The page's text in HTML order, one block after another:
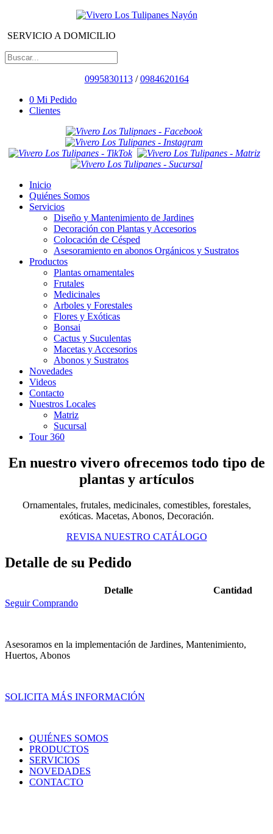
SERVICIO A DOMICILIO
0995830113/0984620164
0 Mi Pedido
Clientes
Inicio
Quiénes Somos
Servicios
Diseño y Mantenimiento de Jardines
Decoración con Plantas y Accesorios
Colocación de Césped
Asesoramiento en abonos Orgánicos y Sustratos
Productos
Plantas ornamentales
Frutales
Medicinales
Arboles y Forestales
Flores y Exóticas
Bonsai
Cactus y Suculentas
Macetas y Accesorios
Abonos y Sustratos
Novedades
Videos
Contacto
Nuestros Locales
Matriz
Sucursal
Tour 360
En nuestro vivero ofrecemos todo tipo de
plantas y artículos
Ornamentales, frutales, medicinales, comestibles, forestales,
exóticas. Macetas, Abonos, Decoración.
REVISA NUESTRO CATÁLOGO
Detalle de su Pedido
Detalle
Cantidad
Seguir Comprando
Asesoramos en la implementación de Jardines, Mantenimiento,
Huertos, Abonos
SOLICITA MÁS INFORMACIÓN
QUIÉNES SOMOS
PRODUCTOS
SERVICIOS
NOVEDADES
CONTACTO